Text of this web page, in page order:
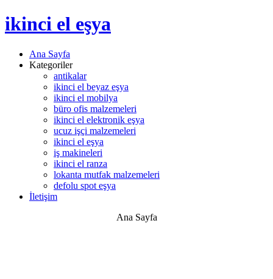
ikinci el eşya
Ana Sayfa
Kategoriler
antikalar
ikinci el beyaz eşya
ikinci el mobilya
büro ofis malzemeleri
ikinci el elektronik eşya
ucuz işçi malzemeleri
ikinci el eşya
iş makineleri
ikinci el ranza
lokanta mutfak malzemeleri
defolu spot eşya
İletişim
Ana Sayfa